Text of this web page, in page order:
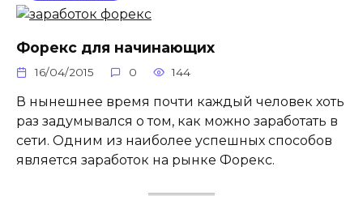
Форекс для начинающих
16/04/2015 0 144
В нынешнее время почти каждый человек хоть
раз задумывался о том, как можно заработать в
сети. Одним из наиболее успешных способов
является заработок на рынке Форекс.